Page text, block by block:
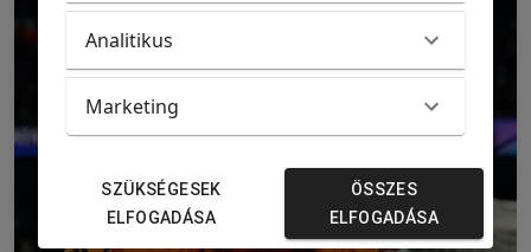
Analitikus
Marketing
SZÜKSÉGESEK
ELFOGADÁSA
ÖSSZES
ELFOGADÁSA